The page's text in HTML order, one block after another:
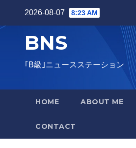
2026-08-07 8:23 AM
BNS
｢B級｣ニュースステーション
HOME ABOUT ME
CONTACT